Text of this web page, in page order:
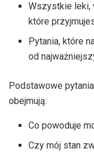
Wszystkie leki,
które
Pytania, które
od
Podstawowe
obejmują:
Co powoduje
Czy mój stan